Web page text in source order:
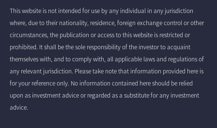
This website is not intended for use by any individual in any jurisdiction
where, due to their nationality, residence, foreign exchange control or other
circumstances, the publication or access to this website is restricted or
prohibited. It shall be the sole responsibility of the investor to acquaint
themselves with, and to comply with, all applicable laws and regulations of
any relevant jurisdiction. Please take note that information provided here is
for your reference only. No information contained here should be relied
upon as investment advice or regarded as a substitute for any investment
advice.